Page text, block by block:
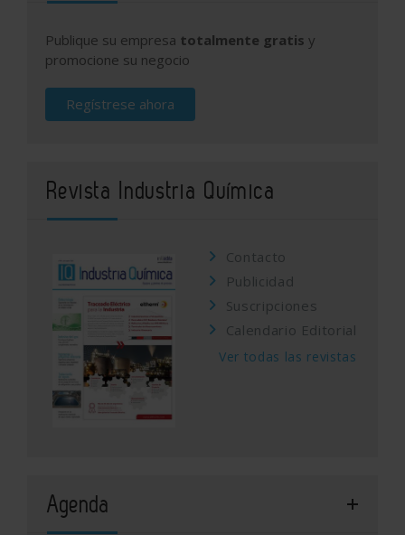
Publique su empresa totalmente gratis y
promocione su negocio
Regístrese ahora
Revista Industria Química
Contacto
Publicidad
Suscripciones
Calendario Editorial
Ver todas las revistas
Agenda